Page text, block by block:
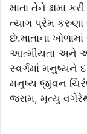
માતા તેને ક્ષમા
ત્યાગ પ્રેમ કરુણા
છે.માતાના
આત્મીયતા અને
સ્વર્ગમાં મનુષ્યને
મનુષ્ય જીવન
જરામ, મૃત્યુ